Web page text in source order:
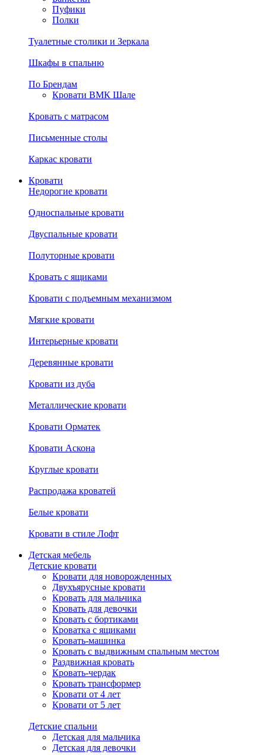
Пуфики
Полки
Туалетные столики и Зеркала
Шкафы в спальню
По Брендам
Кровати ВМК Шале
Кровать с матрасом
Письменные столы
Каркас кровати
Кровати
Недорогие кровати
Односпальные кровати
Двуспальные кровати
Полуторные кровати
Кровать с ящиками
Кровати с подъемным механизмом
Мягкие кровати
Интерьерные кровати
Деревянные кровати
Кровати из дуба
Металлические кровати
Кровати Орматек
Кровати Аскона
Круглые кровати
Распродажа кроватей
Белые кровати
Кровати в стиле Лофт
Детская мебель
Детские кровати
Кровати для новорожденных
Двухъярусные кровати
Кровать для мальчика
Кровать для девочки
Кровать с бортиками
Кроватка с ящиками
Кровать-машинка
Кровать с выдвижным спальным местом
Раздвижная кровать
Кровать-чердак
Кровать трансформер
Кровати от 4 лет
Кровати от 5 лет
Детские спальни
Детская для мальчика
Детская для девочки